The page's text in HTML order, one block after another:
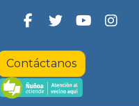
Contáctanos